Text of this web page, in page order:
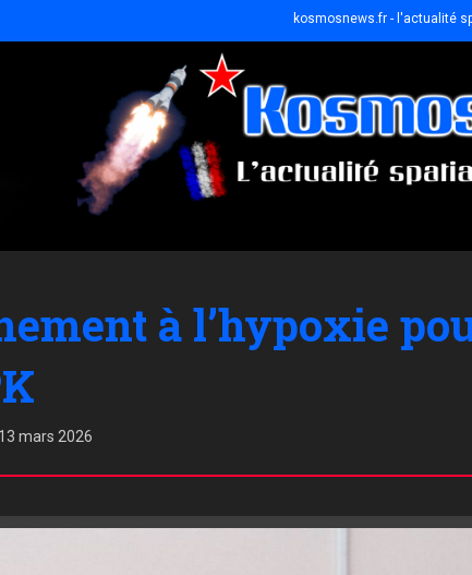
kosmosnews.fr - l'actualité
à l’hypoxie
13 mars 2026